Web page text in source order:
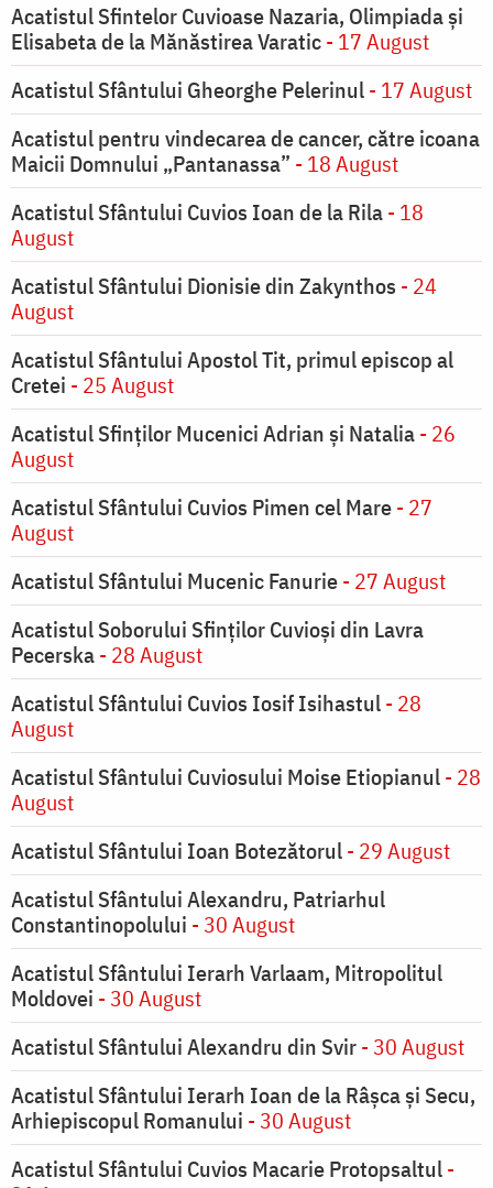
Acatistul Sfintelor Cuvioase Nazaria, Olimpiada și
Elisabeta de la Mănăstirea Varatic- 17 August
Acatistul Sfântului Gheorghe Pelerinul- 17 August
Acatistul pentru vindecarea de cancer, către icoana
Maicii Domnului „Pantanassa” - 18 August
Acatistul Sfântului Cuvios Ioan de la Rila- 18
August
Acatistul Sfântului Dionisie din Zakynthos - 24
August
Acatistul Sfântului Apostol Tit, primul episcop al
Cretei - 25 August
Acatistul Sfinților Mucenici Adrian și Natalia- 26
August
Acatistul Sfântului Cuvios Pimen cel Mare- 27
August
Acatistul Sfântului Mucenic Fanurie- 27 August
Acatistul Soborului Sfinților Cuvioși din Lavra
Pecerska- 28 August
Acatistul Sfântului Cuvios Iosif Isihastul- 28
August
Acatistul Sfântului Cuviosului Moise Etiopianul- 28
August
Acatistul Sfântului Ioan Botezătorul- 29 August
Acatistul Sfântului Alexandru, Patriarhul
Constantinopolului - 30 August
Acatistul Sfântului Ierarh Varlaam, Mitropolitul
Moldovei - 30 August
Acatistul Sfântului Alexandru din Svir- 30 August
Acatistul Sfântului Ierarh Ioan de la Râşca şi Secu,
Arhiepiscopul Romanului - 30 August
Acatistul Sfântului Cuvios Macarie Protopsaltul-